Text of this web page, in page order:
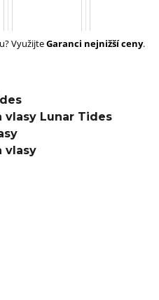
VyužijteGaranci nejnižší ceny.
vlasy Lunar Tides
vlasy